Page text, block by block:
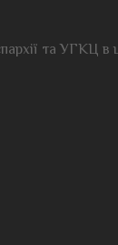
та УГКЦ в